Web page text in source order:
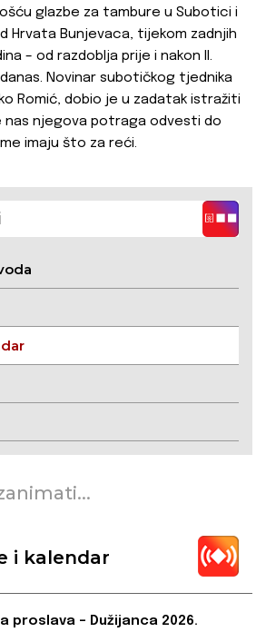
glazbe za tambure u Subotici i
Hrvata Bunjevaca, tijekom zadnjih
– od razdoblja prije i nakon II.
Novinar subotičkog tjednika
Romić, dobio je u zadatak istražiti
nas njegova potraga odvesti do
imaju što za reći.
i kalendar
proslava – Dužijanca 2026.